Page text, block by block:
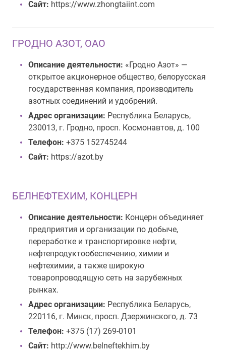
Сайт: https://www.zhongtaiint.com
ГРОДНО АЗОТ, ОАО
Описание деятельности: «Гродно Азот» —
открытое акционерное общество, белорусская
государственная компания, производитель
азотных соединений и удобрений.
Адрес организации: Республика Беларусь,
230013, г. Гродно, просп. Космонавтов, д. 100
Телефон: +375 152745244
Сайт: https://azot.by
БЕЛНЕФТЕХИМ, КОНЦЕРН
Описание деятельности: Концерн объединяет
предприятия и организации по добыче,
переработке и транспортировке нефти,
нефтепродуктообеспечению, химии и
нефтехимии, а также широкую
товаропроводящую сеть на зарубежных
рынках.
Адрес организации: Республика Беларусь,
220116, г. Минск, просп. Дзержинского, д. 73
Телефон: +375 (17) 269-0101
Сайт: http://www.belneftekhim.by